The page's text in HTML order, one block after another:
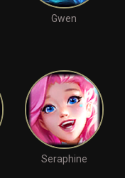
Gwen
Seraphine